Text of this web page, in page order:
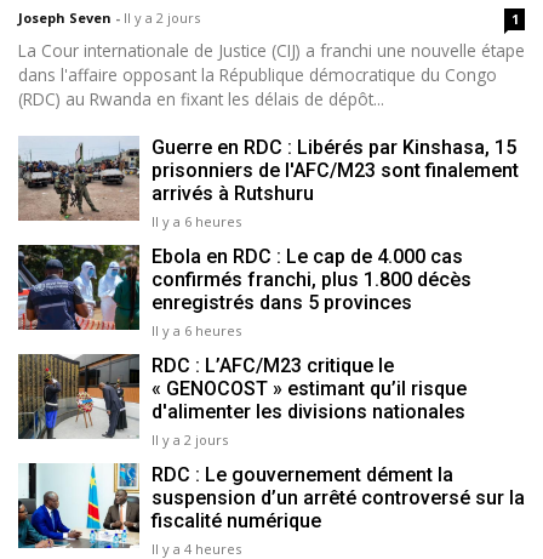
Joseph Seven - Il y a 2 jours 1
La Cour internationale de Justice (CIJ) a franchi une nouvelle étape
dans l'affaire opposant la République démocratique du Congo
(RDC) au Rwanda en fixant les délais de dépôt...
Guerre en RDC : Libérés par Kinshasa, 15
prisonniers de l'AFC/M23 sont finalement
arrivés à Rutshuru
Il y a 6 heures
Ebola en RDC : Le cap de 4.000 cas
confirmés franchi, plus 1.800 décès
enregistrés dans 5 provinces
Il y a 6 heures
RDC : L’AFC/M23 critique le
« GENOCOST » estimant qu’il risque
d'alimenter les divisions nationales
Il y a 2 jours
RDC : Le gouvernement dément la
suspension d’un arrêté controversé sur la
fiscalité numérique
Il y a 4 heures